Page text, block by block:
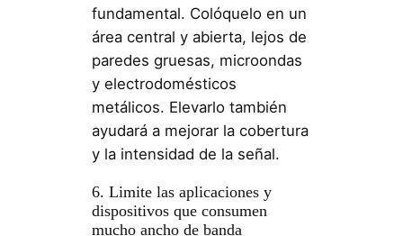
fundamental. Colóquelo en un
área central y abierta, lejos de
paredes gruesas, microondas
y electrodomésticos
metálicos. Elevarlo también
ayudará a mejorar la cobertura
y la intensidad de la señal.
6. Limite las aplicaciones y
dispositivos que consumen
mucho ancho de banda